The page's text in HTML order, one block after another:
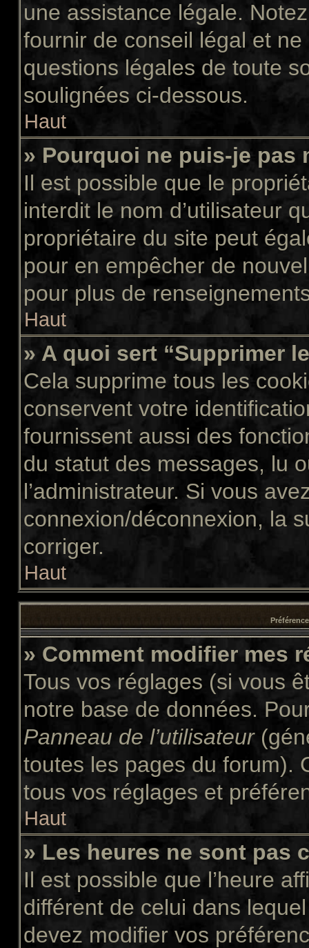
une assistance légale.
fournir de conseil légal et
questions légales de toute
soulignées ci-dessous.
Haut
» Pourquoi ne puis-je pas
Il est possible que le
interdit le nom d’utilisateur
propriétaire du site peut
pour en empêcher de
pour plus de
Haut
» A quoi sert “Supprimer
Cela supprime tous les
conservent votre
fournissent aussi des
du statut des messages, lu
l’administrateur. Si vous
connexion/déconnexion, la
corriger.
Haut
» Comment modifier mes
Tous vos réglages (si vous
notre base de données.
Panneau de l’utilisateur
toutes les pages du forum).
tous vos réglages et
Haut
» Les heures ne sont pas
Il est possible que l’heure
différent de celui dans
devez modifier vos